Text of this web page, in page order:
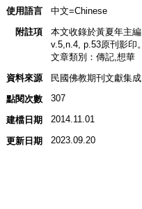
使用語言
中文=Chinese
附註項
本文收錄於黃夏年主
v.5,n.4, p.53原刊影印
文章類別：傳記,想華
資料來源
民國佛教期刊文獻集
點閱次數
307
建檔日期 2014.11.01
更新日期 2023.09.20